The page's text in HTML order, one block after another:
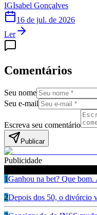
IGIsabel Gonçalves
16 de jul. de 2026
Ler
Comentários
Seu nome
Seu e-mail
Escreva seu comentário
Publicar
Publicidade
1Ganhou na bet? Que
2Depois dos 50, o divórcio